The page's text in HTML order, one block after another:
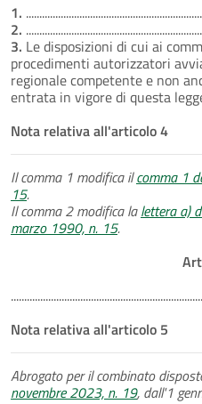
1.
2.
3. Le disposizioni di cui ai
procedimenti autorizzatori
regionale competente e non
entrata in vigore di questa
Nota relativa all'articolo 4
Il comma 1 modifica ilcomma 1
15.
Il comma 2 modifica lalettera a)
marzo 1990, n. 15.
Nota relativa all'articolo 5
Abrogato per il combinato
novembre 2023, n. 19, dall'1